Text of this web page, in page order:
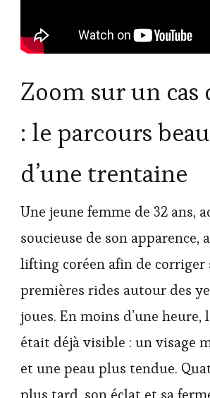
Zoom sur un cas
: le parcours
d’une trentaine
Une jeune femme de 32 ans,
soucieuse de son apparence,
lifting coréen afin de corriger
premières rides autour des
joues. En moins d’une heure,
était déjà visible : un visage
et une peau plus tendue.